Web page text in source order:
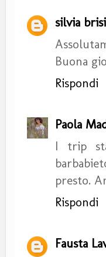
silvia brisi
Buona
Rispondi
Paola
I trip
presto.
Rispondi
Fausta